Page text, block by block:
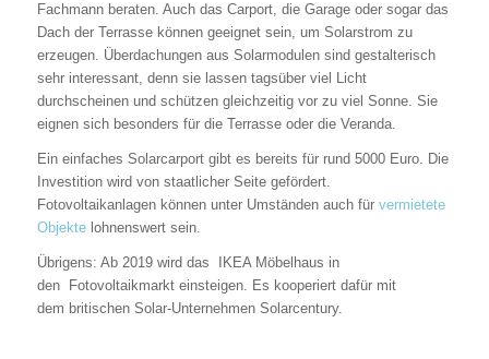
Fachmann beraten. Auch das Carport, die Garage oder sogar das
Dach der Terrasse können geeignet sein, um Solarstrom zu
erzeugen. Überdachungen aus Solarmodulen sind gestalterisch
sehr interessant, denn sie lassen tagsüber viel Licht
durchscheinen und schützen gleichzeitig vor zu viel Sonne. Sie
eignen sich besonders für die Terrasse oder die Veranda.
Ein einfaches Solarcarport gibt es bereits für rund 5000 Euro. Die
Investition wird von staatlicher Seite gefördert.
Fotovoltaikanlagen können unter Umständen auch für vermietete
Objektelohnenswert sein.
Übrigens: Ab 2019 wird das IKEA Möbelhaus in
den Fotovoltaikmarkt einsteigen. Es kooperiert dafür mit
dem britischen Solar-Unternehmen Solarcentury.